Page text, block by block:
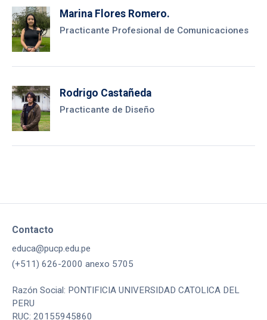
Marina Flores Romero.
Practicante Profesional de Comunicaciones
Rodrigo Castañeda
Practicante de Diseño
Contacto
educa@pucp.edu.pe
(+511) 626-2000 anexo 5705
Razón Social: PONTIFICIA UNIVERSIDAD CATOLICA DEL
PERU
RUC: 20155945860